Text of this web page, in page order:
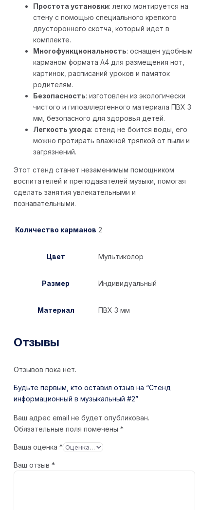
Простота установки: легко монтируется на
стену с помощью специального крепкого
двустороннего скотча, который идет в
комплекте.
Многофункциональность: оснащен удобным
карманом формата А4 для размещения нот,
картинок, расписаний уроков и памяток
родителям.
Безопасность: изготовлен из экологически
чистого и гипоаллергенного материала ПВХ 3
мм, безопасного для здоровья детей.
Легкость ухода: стенд не боится воды, его
можно протирать влажной тряпкой от пыли и
загрязнений.
Этот стенд станет незаменимым помощником
воспитателей и преподавателей музыки, помогая
сделать занятия увлекательными и
познавательными.
Количество карманов 2
Цвет Мультиколор
Размер Индивидуальный
Материал ПВХ 3 мм
Отзывы
Отзывов пока нет.
Будьте первым, кто оставил отзыв на “Стенд
информационный в музыкальный #2”
Ваш адрес email не будет опубликован.
Обязательные поля помечены *
Ваша оценка *
Ваш отзыв *